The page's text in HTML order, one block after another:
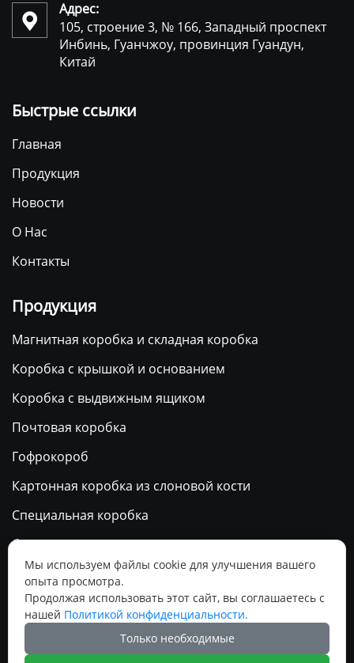

Адрес:
105, строение 3, № 166, Западный проспект
Инбинь, Гуанчжоу, провинция Гуандун,
Китай
Быстрые ссылки
Главная
Продукция
Новости
О Нас
Контакты
Продукция
Магнитная коробка и складная коробка
Коробка с крышкой и основанием
Коробка с выдвижным ящиком
Почтовая коробка
Гофрокороб
Картонная коробка из слоновой кости
Специальная коробка
бумажный пакет
Календарь
Социальные медиа
Мы используем файлы cookie для улучшения вашего
опыта просмотра.
Продолжая использовать этот сайт, вы соглашаетесь с
нашей Политикой конфиденциальности.
Только необходимые